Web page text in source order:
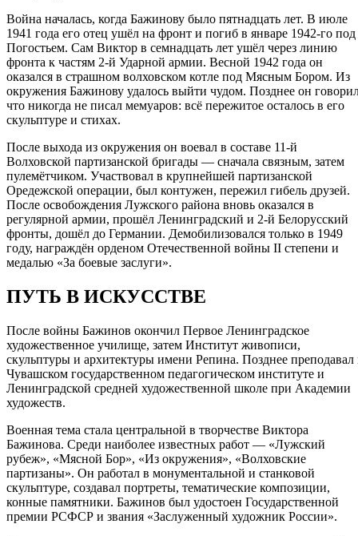
Война началась, когда Бажинову было пятнадцать лет. В июле
1941 года его отец ушёл на фронт и погиб в январе 1942-го под
Погостьем. Сам Виктор в семнадцать лет ушёл через линию
фронта к частям 2-й Ударной армии. Весной 1942 года он
оказался в страшном волховском котле под Мясным Бором. Из
окружения Бажинову удалось выйти чудом. Позднее он
что никогда не писал мемуаров: всё пережитое осталось в его
скульптуре и стихах.
После выхода из окружения он воевал в составе 11-й
Волховской партизанской бригады — сначала связным, затем
пулемётчиком. Участвовал в крупнейшей партизанской
Оредежской операции, был контужен, пережил гибель друзей.
После освобождения Лужского района вновь оказался в
регулярной армии, прошёл Ленинградский и 2-й Белорусский
фронты, дошёл до Германии. Демобилизовался только в 1949
году, награждён орденом Отечественной войны II степени и
медалью «За боевые заслуги».
ПУТЬ В ИСКУССТВЕ
После войны Бажинов окончил Первое Ленинградское
художественное училище, затем Институт живописи,
скульптуры и архитектуры имени Репина. Позднее преподавал
Чувашском государственном педагогическом институте и
Ленинградской средней художественной школе при Академии
художеств.
Военная тема стала центральной в творчестве Виктора
Бажинова. Среди наиболее известных работ — «Лужский
рубеж», «Мясной Бор», «Из окружения», «Волховские
партизаны». Он работал в монументальной и станковой
скульптуре, создавал портреты, тематические композиции,
конные памятники. Бажинов был удостоен Государственной
премии РСФСР и звания «Заслуженный художник России».